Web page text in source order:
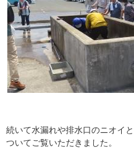
続いて水漏れや排水口のニオイ
ついてご覧いただきました。